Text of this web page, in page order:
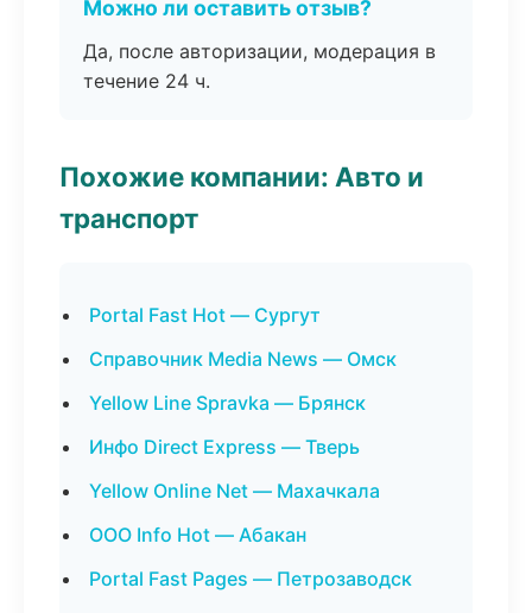
Можно ли оставить отзыв?
Да, после авторизации, модерация в
течение 24 ч.
Похожие компании: Авто и
транспорт
Portal Fast Hot — Сургут
Справочник Media News — Омск
Yellow Line Spravka — Брянск
Инфо Direct Express — Тверь
Yellow Online Net — Махачкала
ООО Info Hot — Абакан
Portal Fast Pages — Петрозаводск